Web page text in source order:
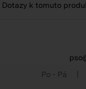
Dotazy k tomuto
Po - Pá